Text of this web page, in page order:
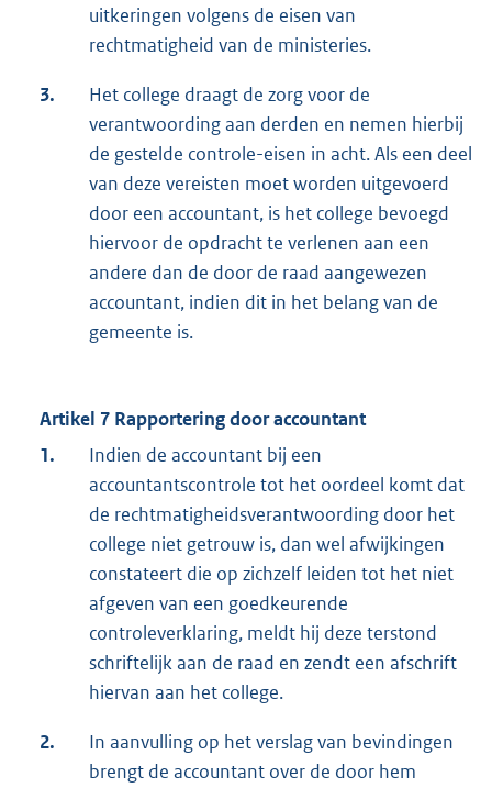
uitkeringen volgens de eisen van
rechtmatigheid van de ministeries.
3.
Het college draagt de zorg voor de
verantwoording aan derden en nemen hierbij
de gestelde controle-eisen in acht. Als een deel
van deze vereisten moet worden uitgevoerd
door een accountant, is het college bevoegd
hiervoor de opdracht te verlenen aan een
andere dan de door de raad aangewezen
accountant, indien dit in het belang van de
gemeente is.
Artikel 7 Rapportering door accountant
1.
Indien de accountant bij een
accountantscontrole tot het oordeel komt dat
de rechtmatigheidsverantwoording door het
college niet getrouw is, dan wel afwijkingen
constateert die op zichzelf leiden tot het niet
afgeven van een goedkeurende
controleverklaring, meldt hij deze terstond
schriftelijk aan de raad en zendt een afschrift
hiervan aan het college.
2.
In aanvulling op het verslag van bevindingen
brengt de accountant over de door hem